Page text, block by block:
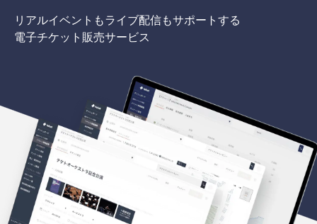
リアルイベントもライブ配信もサポートする
電子チケット販売サービス